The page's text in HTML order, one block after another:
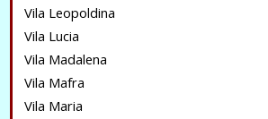
Vila Leopoldina
Vila Lucia
Vila Madalena
Vila Mafra
Vila Maria